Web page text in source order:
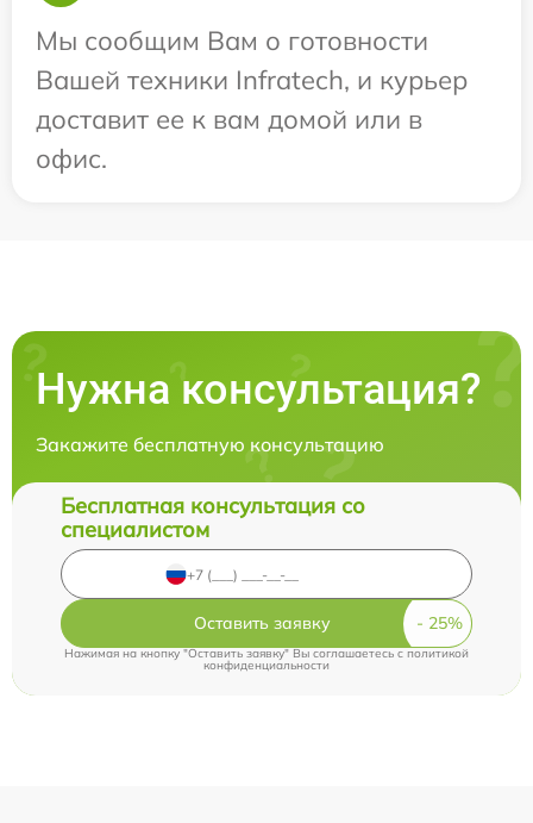
Мы сообщим Вам о готовности
Вашей техники Infratech, и курьер
доставит ее к вам домой или в
офис.
Нужна консультация?
Закажите бесплатную консультацию
Бесплатная консультация со
специалистом
Оставить заявку
Нажимая на кнопку "Оставить заявку" Вы соглашаетесь c политикой
конфиденциальности